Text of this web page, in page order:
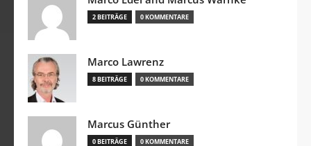
2 BEITRÄGE 0 KOMMENTARE
Marco Lawrenz
8 BEITRÄGE 0 KOMMENTARE
Marcus Günther
0 BEITRÄGE 0 KOMMENTARE